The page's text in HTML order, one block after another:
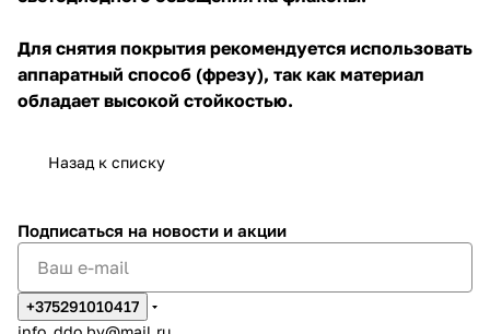
Для снятия покрытия рекомендуется использовать
аппаратный способ (фрезу), так как материал
обладает высокой стойкостью.
Назад к списку
Подписаться на новости и акции
+375291010417